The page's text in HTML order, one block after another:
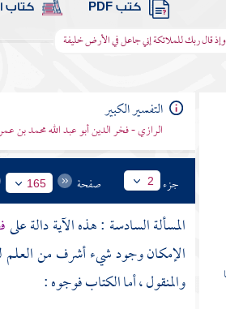
كتب PDF كتاب
وإذ قال ربك للملائكة إني جاعل في الأرض خليفة
التفسير الكبير
الرازي - فخر الدين أبو عبد الله محمد بن
جزء 2 صفحة 165
المسألة السادسة : هذه الآية دالة على
الإمكان وجود شيء أشرف من العلم
والمنقول ، أما الكتاب فوجوه :